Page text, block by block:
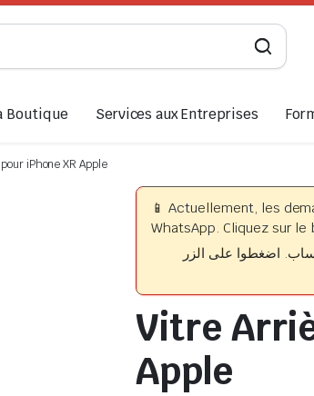
Boutique Services aux Entreprises
iPhone XR Apple
📱 Actuellement, les
WhatsApp. Cliquez sur le
اضغطوا على الزر
Vitre
Apple